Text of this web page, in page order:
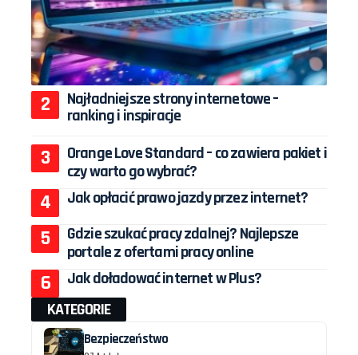
Najładniejsze strony internetowe –
ranking i inspiracje
Orange Love Standard – co zawiera pakiet i
czy warto go wybrać?
Jak opłacić prawo jazdy przez internet?
Gdzie szukać pracy zdalnej? Najlepsze
portale z ofertami pracy online
Jak doładować internet w Plus?
KATEGORIE
Bezpieczeństwo